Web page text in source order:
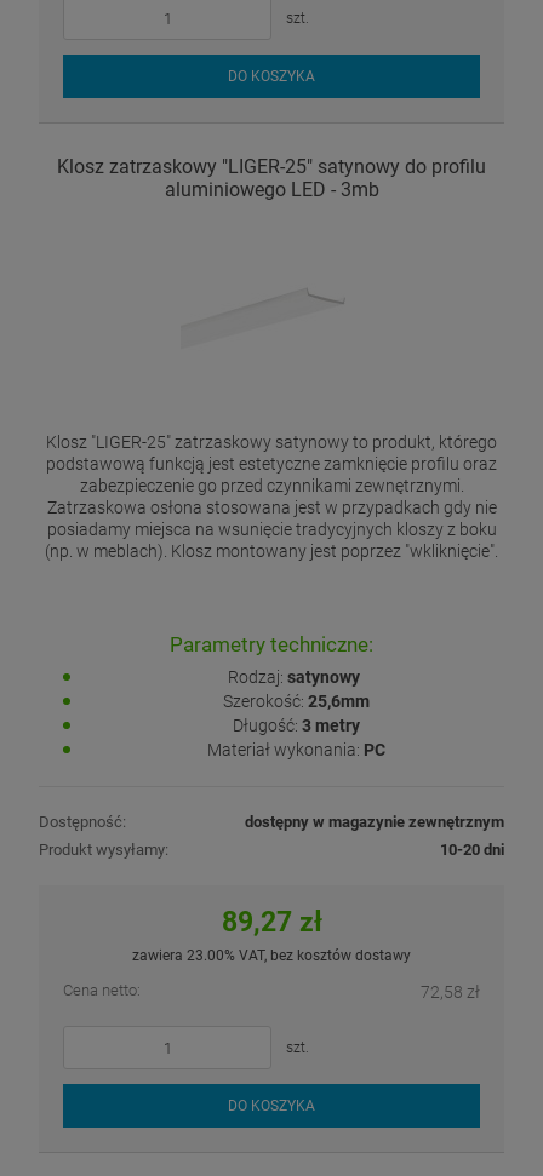
szt.
DO KOSZYKA
Klosz zatrzaskowy "LIGER-25" satynowy do profilu
aluminiowego LED - 3mb
Klosz "LIGER-25" zatrzaskowy satynowy to produkt, którego
podstawową funkcją jest estetyczne zamknięcie profilu oraz
zabezpieczenie go przed czynnikami zewnętrznymi.
Zatrzaskowa osłona stosowana jest w przypadkach gdy nie
posiadamy miejsca na wsunięcie tradycyjnych kloszy z boku
(np. w meblach). Klosz montowany jest poprzez "wkliknięcie".
Parametry techniczne:
Rodzaj: satynowy
Szerokość: 25,6mm
Długość: 3 metry
Materiał wykonania: PC
Dostępność:
dostępny w magazynie zewnętrznym
Produkt wysyłamy:
10-20 dni
89,27 zł
zawiera 23.00% VAT, bez kosztów dostawy
Cena netto: 72,58 zł
szt.
DO KOSZYKA